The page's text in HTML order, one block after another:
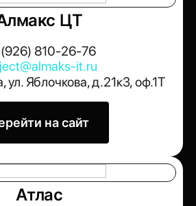
ЦТ
810-26-76
it.ru
ул. Яблочкова, д.21к3, оф.1Т
на сайт
Атлас